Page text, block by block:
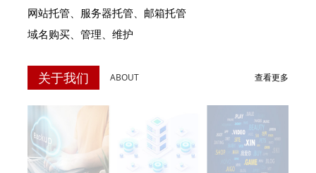
网站托管、服务器托管、邮箱托管
域名购买、管理、维护
关于我们 ABOUT 查看更多